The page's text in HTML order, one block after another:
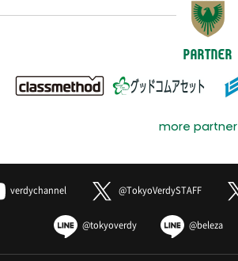
PARTNER
more partner
verdychannel @TokyoVerdySTAFF
@tokyoverdy @beleza